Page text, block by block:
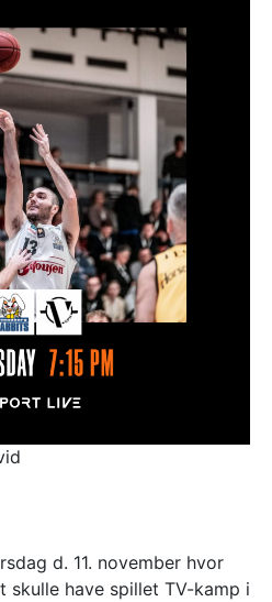
d. 11. november hvor
skulle have spillet TV-kamp i